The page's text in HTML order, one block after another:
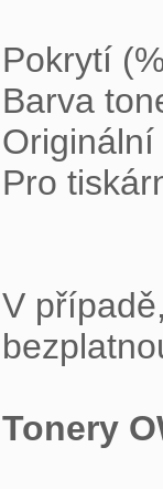
Pokrytí
Barva
Pro
V
Tonery